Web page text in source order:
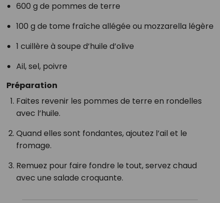
600 g de pommes de terre
100 g de tome fraîche allégée ou mozzarella légère
1 cuillère à soupe d’huile d’olive
Ail, sel, poivre
Préparation
Faites revenir les pommes de terre en rondelles
avec l’huile.
Quand elles sont fondantes, ajoutez l’ail et le
fromage.
Remuez pour faire fondre le tout, servez chaud
avec une salade croquante.